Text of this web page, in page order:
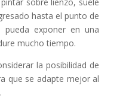
hasta el punto de
exponer en una
mucho tiempo.
la posibilidad de
que se adapte mejor al